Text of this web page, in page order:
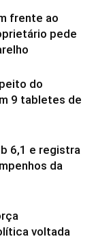
frente ao
pede
do
9 tabletes de
6,1 e registra
da
voltada